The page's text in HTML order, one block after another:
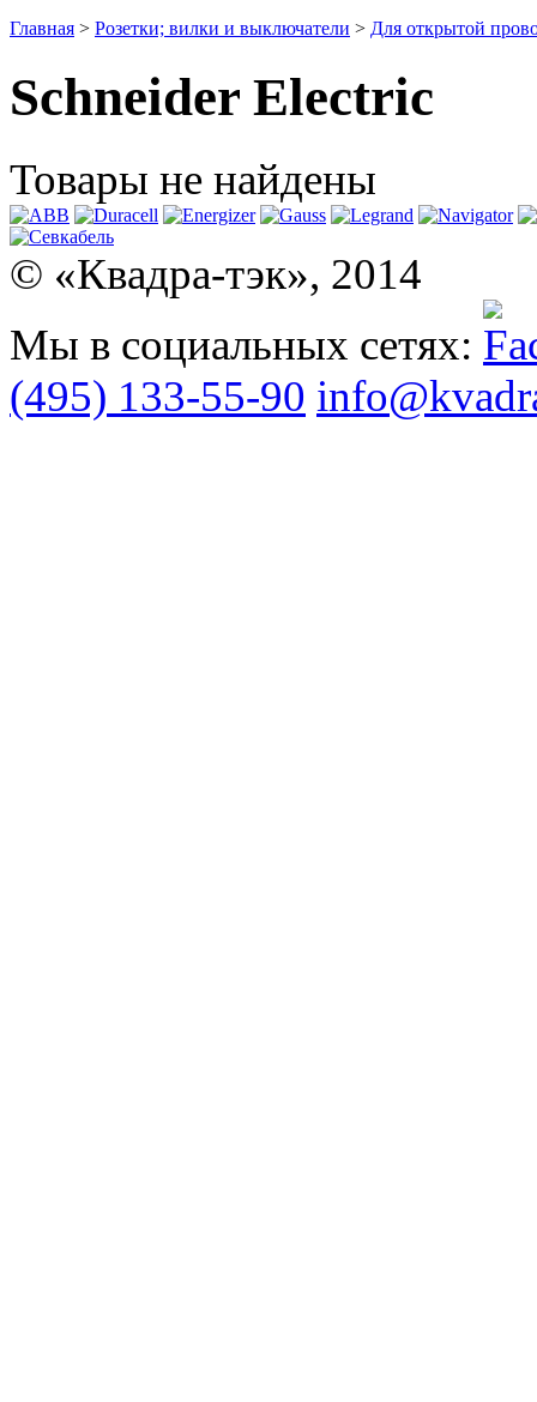
Главная > Розетки; вилки и выключатели > Для открытой
Schneider Electric
Товары не найдены
© «Квадра-тэк», 2014
Мы в социальных сетях:
(495) 133-55-90